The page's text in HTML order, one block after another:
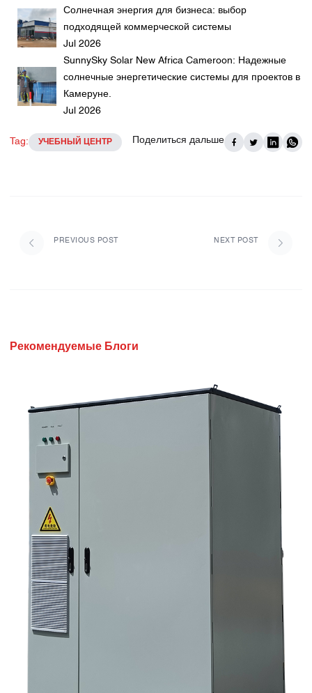
Солнечная энергия для бизнеса: выбор
подходящей коммерческой системы
Jul 2026
SunnySky Solar New Africa Cameroon: Надежные
солнечные энергетические системы для проектов в
Камеруне.
Jul 2026
Tag: УЧЕБНЫЙ ЦЕНТР Поделиться дальше
PREVIOUS POST NEXT POST
Рекомендуемые Блоги